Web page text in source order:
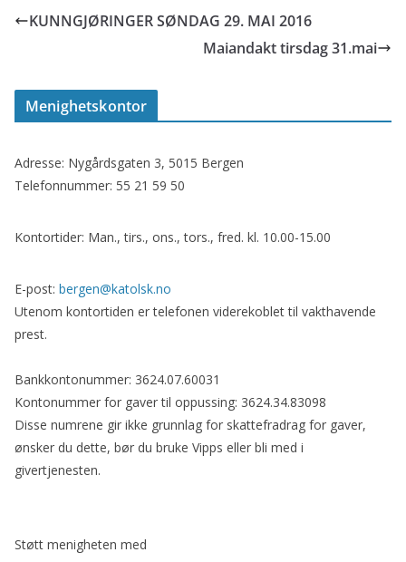
KUNNGJØRINGER SØNDAG 29. MAI 2016
Maiandakt tirsdag 31.mai
Menighetskontor
Adresse: Nygårdsgaten 3, 5015 Bergen
Telefonnummer: 55 21 59 50
Kontortider: Man., tirs., ons., tors., fred. kl. 10.00-15.00
E-post: bergen@katolsk.no
Utenom kontortiden er telefonen viderekoblet til vakthavende
prest.
Bankkontonummer: 3624.07.60031
Kontonummer for gaver til oppussing: 3624.34.83098
Disse numrene gir ikke grunnlag for skattefradrag for gaver,
ønsker du dette, bør du bruke Vipps eller bli med i
givertjenesten.
Støtt menigheten med